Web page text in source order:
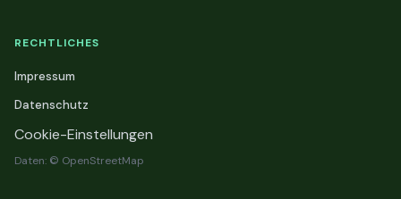
RECHTLICHES
Impressum
Datenschutz
Cookie-Einstellungen
Daten: © OpenStreetMap